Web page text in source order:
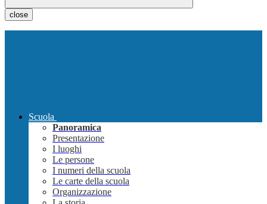
close
Scuola
Panoramica
Presentazione
I luoghi
Le persone
I numeri della scuola
Le carte della scuola
Organizzazione